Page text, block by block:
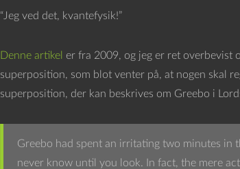
“Jeg ved det, kvantefysik!”
Denne artikel er fra 2009, og jeg er ret overbevist
superposition, som blot venter på, at nogen skal
superposition, der kan beskrives om Greebo i
Greebo had spent an irritating two minutes in
never know until you look. In fact, the mere